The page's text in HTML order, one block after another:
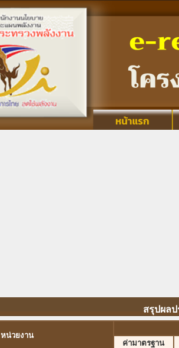
สรุปผลป
หน่วยงาน
ค่ามาตรฐาน